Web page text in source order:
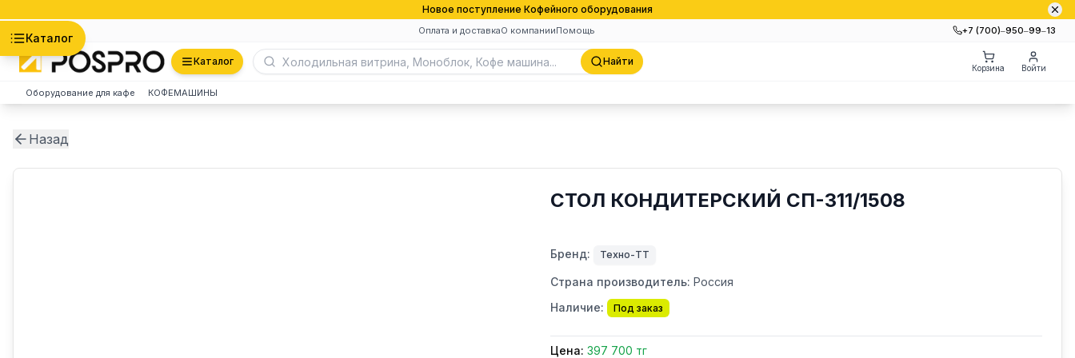
Новое поступление Кофейного оборудования
Оплата и доставкаО компанииПомощь +7 (700)‒950‒99‒13
Каталог
Каталог Найти
Корзина Войти
Оборудование для кафе КОФЕМАШИНЫ
Назад
СТОЛ КОНДИТЕРСКИЙ СП-311/1508
Бренд: Техно-ТТ
Страна производитель: Россия
Наличие:
Под заказ
Цена: 397 700 тг